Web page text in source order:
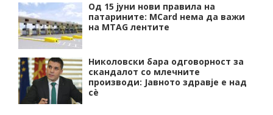
Од 15 јуни нови правила на
патарините: MCard нема да важи
на MTAG лентите
Николовски бара одговорност за
скандалот со млечните
производи: Јавното здравје е над
сѐ